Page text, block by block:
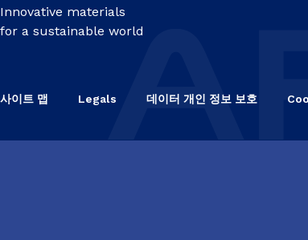
Innovative materials
for a sustainable world
사이트 맵 Legals 데이터 개인 정보 보호